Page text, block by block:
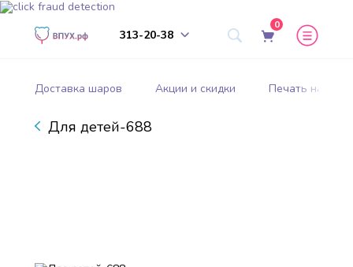
313-20-38
0
Доставка шаров Акции и скидки Печать на
Для детей-688